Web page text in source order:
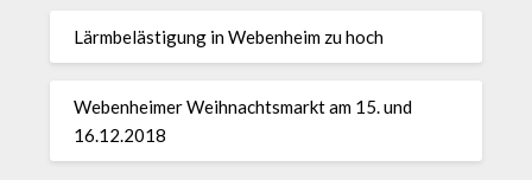
Lärmbelästigung in Webenheim zu hoch
Webenheimer Weihnachtsmarkt am 15. und
16.12.2018